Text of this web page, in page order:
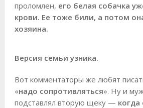
проломлен, его белая собачка
крови. Ее тоже били, а потом
хозяина.
Версия семьи узника.
Вот комментаторы же любят
«надо сопротивляться». Ну и
подставлял вторую щеку — когда